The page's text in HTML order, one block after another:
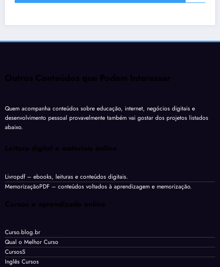
Outros Conteúdos que Podem Interessar
Quem acompanha conteúdos sobre educação, internet, negócios digitais e
desenvolvimento pessoal provavelmente também vai gostar dos projetos listados
abaixo.
Leitura digital e materiais online
Livropdf– ebooks, leituras e conteúdos digitais.
MemorizaçãoPDF – conteúdos voltados à aprendizagem e memorização.
Cursos e aprendizado online
Curso.blog.br
Qual o Melhor Curso
CursosS
Inglês Cursos